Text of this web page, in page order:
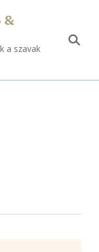
&
a szavak